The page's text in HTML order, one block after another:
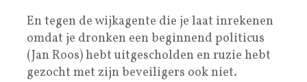
En tegen de wijkagente die je laat inrekenen
omdat je dronken een beginnend politicus
(Jan Roos) hebt uitgescholden en ruzie hebt
gezocht met zijn beveiligers ook niet.